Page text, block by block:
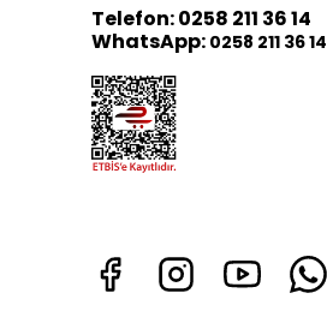
Telefon: 0258 211 36 14
WhatsApp: 0258 211 36 14